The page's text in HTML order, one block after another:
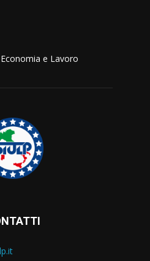
e Lavoro